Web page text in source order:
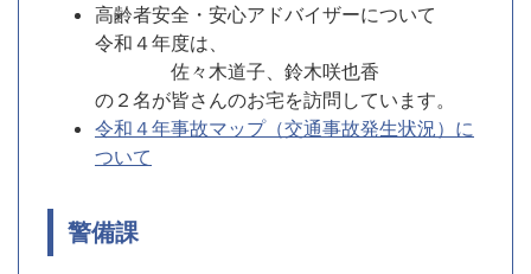
高齢者安全・安心アドバイザーについて
令和４年度は、
佐々木道子、鈴木咲也香
の２名が皆さんのお宅を訪問しています。
令和４年事故マップ（交通事故発生状況）に
ついて
警備課